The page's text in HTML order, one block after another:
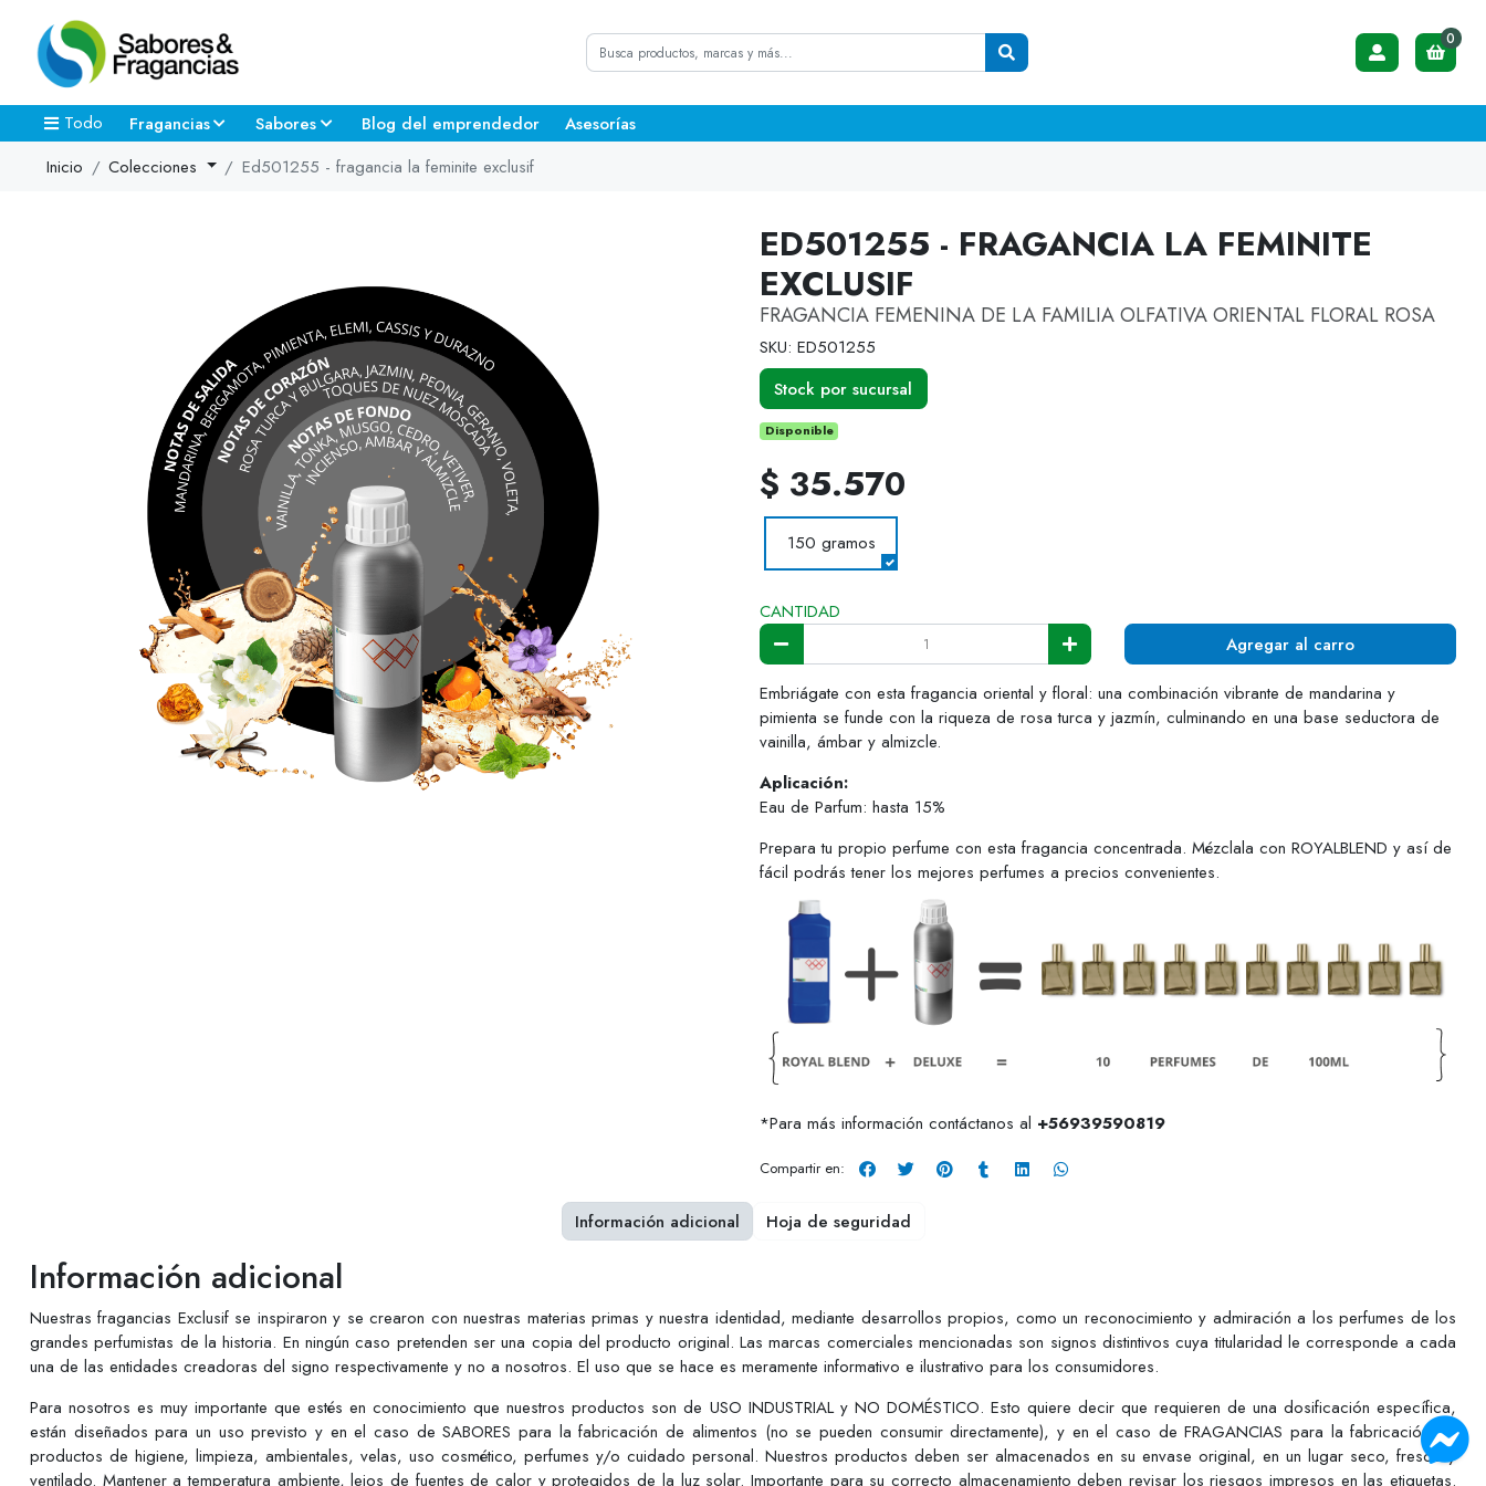
0
Todo Fragancias Sabores Blog del emprendedor
Asesorías
Inicio
Colecciones Ed501255 - fragancia la feminite exclusif
ED501255 - FRAGANCIA LA FEMINITE
EXCLUSIF
FRAGANCIA FEMENINA DE LA FAMILIA OLFATIVA ORIENTAL FLORAL ROSA
SKU: ED501255
Stock por sucursal
Disponible
$ 35.570
150 gramos
CANTIDAD
Agregar al carro
Embriágate con esta fragancia oriental y floral: una combinación vibrante de mandarina y
pimienta se funde con la riqueza de rosa turca y jazmín, culminando en una base seductora de
vainilla, ámbar y almizcle.
Aplicación:
Eau de Parfum: hasta 15%
Prepara tu propio perfume con esta fragancia concentrada. Mézclala con ROYALBLEND y así de
fácil podrás tener los mejores perfumes a precios convenientes.
*Para más información contáctanos al +56939590819
Compartir en:
Información adicional
Nuestras fragancias Exclusif se inspiraron y se crearon con nuestras materias primas y nuestra identidad, mediante desarrollos propios, como un reconocimiento y admiración a los perfumes de los
grandes perfumistas de la historia. En ningún caso pretenden ser una copia del producto original. Las marcas comerciales mencionadas son signos distintivos cuya titularidad le corresponde a cada
una de las entidades creadoras del signo respectivamente y no a nosotros. El uso que se hace es meramente informativo e ilustrativo para los consumidores.
Para nosotros es muy importante que estés en conocimiento que nuestros productos son de USO INDUSTRIAL y NO DOMÉSTICO. Esto quiere decir que requieren de una dosificación específica,
están diseñados para un uso previsto y en el caso de SABORES para la fabricación de alimentos (no se pueden consumir directamente), y en el caso de FRAGANCIAS para la fabricación de
productos de higiene, limpieza, ambientales, velas, uso cosmético, perfumes y/o cuidado personal. Nuestros productos deben ser almacenados en su envase original, en un lugar seco, fresco y
ventilado. Mantener a temperatura ambiente, lejos de fuentes de calor y protegidos de la luz solar. Importante para su correcto almacenamiento deben revisar los riesgos impresos en las etiquetas.
Información adicional Hoja de seguridad